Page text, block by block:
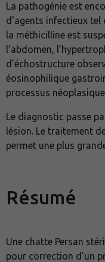
La pathogénie est
d’agents infectieux
la méthicilline est
l’abdomen,
d’échostructure
éosinophilique
processus
Le diagnostic passe
lésion. Le traitement
permet une plus
Résumé
Une chatte Persan
pour correction d’un